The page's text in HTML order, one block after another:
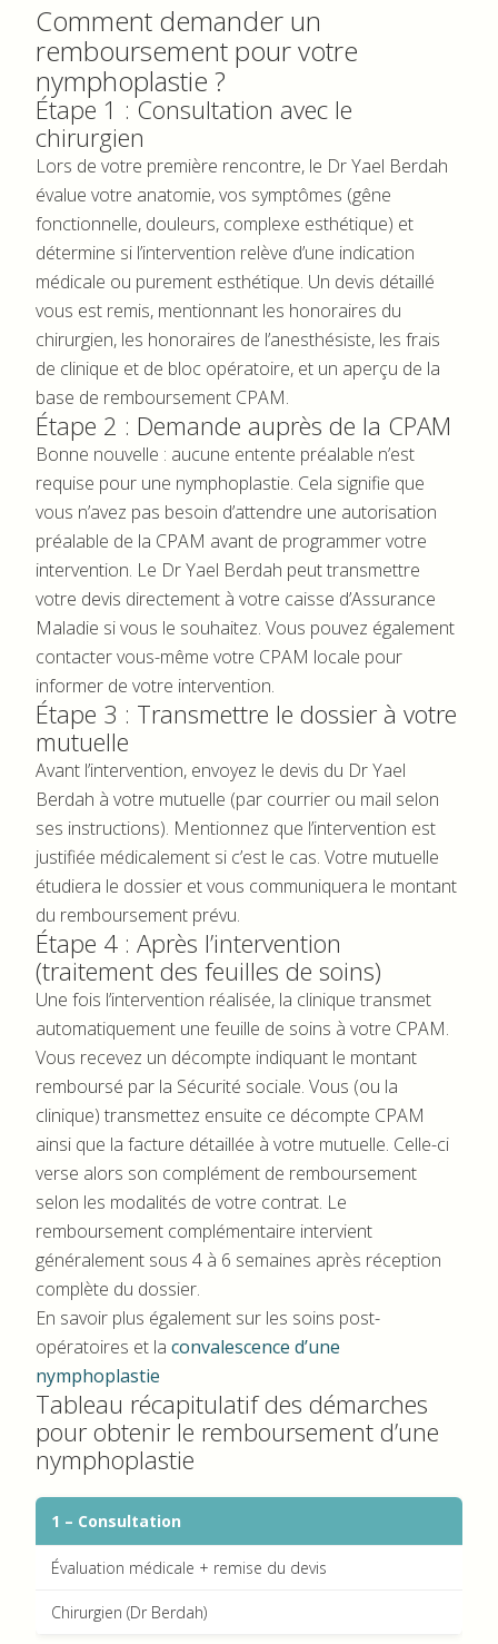
Comment demander un
remboursement pour votre
nymphoplastie ?
Étape 1 : Consultation avec le
chirurgien
Lors de votre première rencontre, le Dr Yael Berdah
évalue votre anatomie, vos symptômes (gêne
fonctionnelle, douleurs, complexe esthétique) et
détermine si l’intervention relève d’une indication
médicale ou purement esthétique. Un devis détaillé
vous est remis, mentionnant les honoraires du
chirurgien, les honoraires de l’anesthésiste, les frais
de clinique et de bloc opératoire, et un aperçu de la
base de remboursement CPAM.
Étape 2 : Demande auprès de la CPAM
Bonne nouvelle : aucune entente préalable n’est
requise pour une nymphoplastie. Cela signifie que
vous n’avez pas besoin d’attendre une autorisation
préalable de la CPAM avant de programmer votre
intervention. Le Dr Yael Berdah peut transmettre
votre devis directement à votre caisse d’Assurance
Maladie si vous le souhaitez. Vous pouvez également
contacter vous-même votre CPAM locale pour
informer de votre intervention.
Étape 3 : Transmettre le dossier à votre
mutuelle
Avant l’intervention, envoyez le devis du Dr Yael
Berdah à votre mutuelle (par courrier ou mail selon
ses instructions). Mentionnez que l’intervention est
justifiée médicalement si c’est le cas. Votre mutuelle
étudiera le dossier et vous communiquera le montant
du remboursement prévu.
Étape 4 : Après l’intervention
(traitement des feuilles de soins)
Une fois l’intervention réalisée, la clinique transmet
automatiquement une feuille de soins à votre CPAM.
Vous recevez un décompte indiquant le montant
remboursé par la Sécurité sociale. Vous (ou la
clinique) transmettez ensuite ce décompte CPAM
ainsi que la facture détaillée à votre mutuelle. Celle-ci
verse alors son complément de remboursement
selon les modalités de votre contrat. Le
remboursement complémentaire intervient
généralement sous 4 à 6 semaines après réception
complète du dossier.
En savoir plus également sur les soins post-
opératoires et la convalescence d’une
nymphoplastie
Tableau récapitulatif des démarches
pour obtenir le remboursement d’une
nymphoplastie
1 – Consultation
Évaluation médicale + remise du devis
Chirurgien (Dr Berdah)